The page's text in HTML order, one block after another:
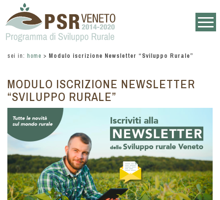
sei in: home > Modulo iscrizione Newsletter “Sviluppo Rurale”
MODULO ISCRIZIONE NEWSLETTER
“SVILUPPO RURALE”